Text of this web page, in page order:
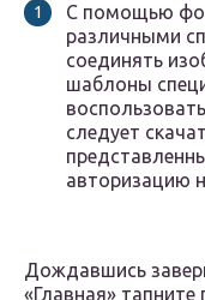
С помощью
различными
соединять
шаблоны
следует
авторизацию
Дождавшись
«Главная» тапните